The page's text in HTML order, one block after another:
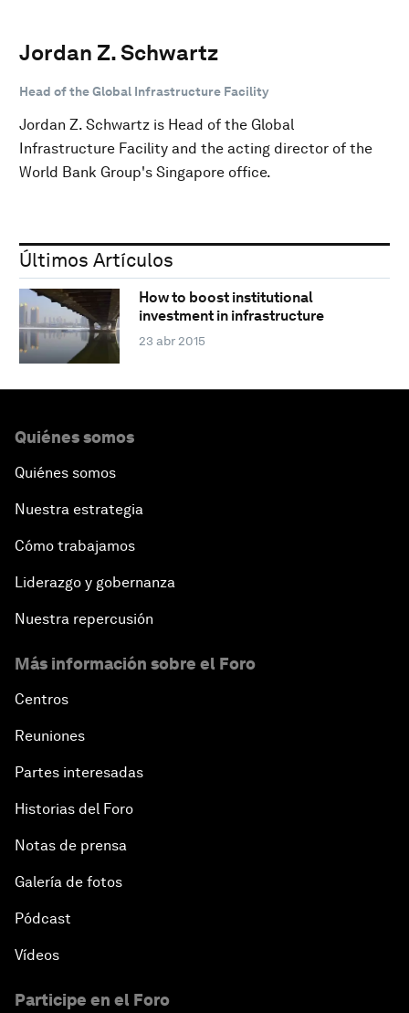
Jordan Z. Schwartz
Head of the Global Infrastructure Facility
Jordan Z. Schwartz is Head of the Global
Infrastructure Facility and the acting director of the
World Bank Group's Singapore office.
Últimos Artículos
How to boost institutional
investment in infrastructure
23 abr 2015
Quiénes somos
Quiénes somos
Nuestra estrategia
Cómo trabajamos
Liderazgo y gobernanza
Nuestra repercusión
Más información sobre el Foro
Centros
Reuniones
Partes interesadas
Historias del Foro
Notas de prensa
Galería de fotos
Pódcast
Vídeos
Participe en el Foro